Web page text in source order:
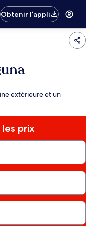
Obtenir l’appli
extérieure et un
prix